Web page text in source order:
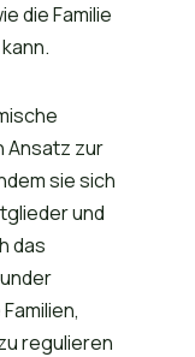
die Familie
Ansatz zur
sie sich
und
das
regulieren